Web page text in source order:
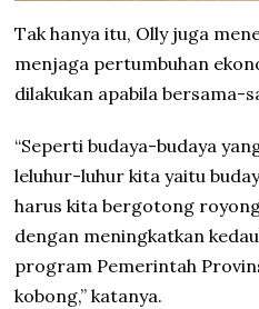
Tak hanya itu, Olly juga
menjaga pertumbuhan
dilakukan apabila bersama-
“Seperti budaya-budaya
leluhur-luhur kita yaitu
harus kita bergotong
dengan meningkatkan
program Pemerintah
kobong,” katanya.